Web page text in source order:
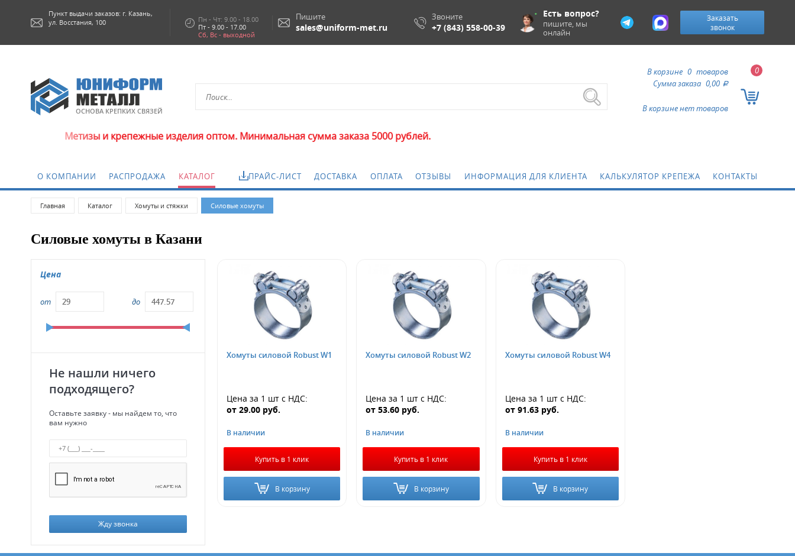
Есть вопрос?
пишите, мы
онлайн
Пункт выдачи заказов: г. Казань,
ул. Восстания, 100
Пн - Чт: 9.00 - 18.00
Пт - 9.00 - 17.00
Сб, Вс - выходной
Пишите
sales@uniform-met.ru
Звоните
+7 (843) 558-00-39
Заказать
звонок
ОСНОВА КРЕПКИХ СВЯЗЕЙ
0
В корзине 0 товаров
Сумма заказа 0,00 a
В корзине нет товаров
Метизы и крепежные изделия оптом. Минимальная сумма заказа 5000 рублей.
О КОМПАНИИ РАСПРОДАЖА КАТАЛОГ ПРАЙС-ЛИСТ ДОСТАВКА ОПЛАТА ОТЗЫВЫ ИНФОРМАЦИЯ ДЛЯ КЛИЕНТА КАЛЬКУЛЯТОР КРЕПЕЖА КОНТАКТЫ
Главная Каталог Хомуты и стяжки Силовые хомуты
Силовые хомуты в Казани
Цена
от до
Не нашли ничего
подходящего?
Оставьте заявку - мы найдем то, что
вам нужно
Жду звонка
Хомуты силовой Robust W1
Цена за 1 шт с НДС:
от 29.00 руб.
В наличии
Купить в 1 клик
В корзину
Хомуты силовой Robust W2
Цена за 1 шт с НДС:
от53.60 руб.
В наличии
Купить в 1 клик
В корзину
Хомуты силовой Robust W4
Цена за 1 штс НДС:
от 91.63 руб.
В наличии
Купить в 1 клик
В корзину